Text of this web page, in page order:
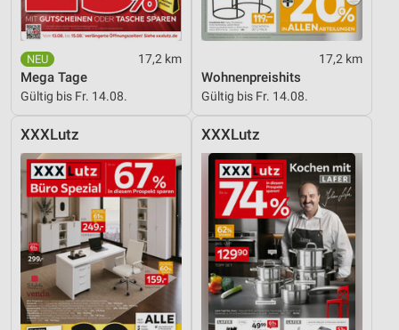
17,2 km
Mega Tage
Gültig bis Fr. 14.08.
17,2 km
Wohnenpreishits
Gültig bis Fr. 14.08.
XXXLutz XXXLutz
Messung der Werbeleistung
Messung der Performance von Inhalten
Analyse von Zielgruppen durch Statistiken oder
Kombinationen von Daten aus verschiedenen
Verwendung reduzierter Daten zur Auswahl von
Inhalten
IAB-Besonderheiten:
Verwendung genauer Standortdaten
Geräte anhand von aktiv angeforderten
Informationen identifizieren